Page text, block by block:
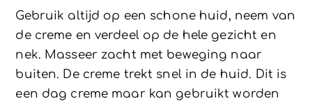
Gebruik altijd op een schone huid, neem van
de creme en verdeel op de hele gezicht en
nek. Masseer zacht met beweging naar
buiten. De creme trekt snel in de huid. Dit is
een dag creme maar kan gebruikt worden